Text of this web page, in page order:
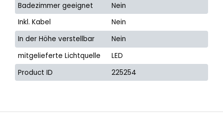
Badezimmer geeignet
Nein
Inkl. Kabel
Nein
In der Höhe verstellbar
Nein
mitgelieferte Lichtquelle
LED
Product ID
225254